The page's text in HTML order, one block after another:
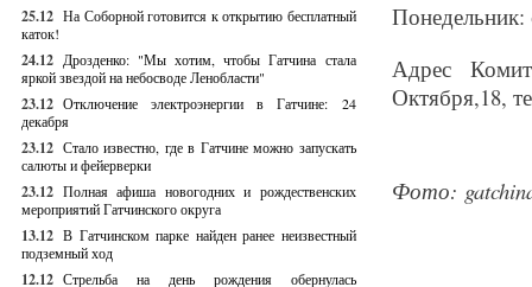
25.12 На Соборной готовится к открытию бесплатный
каток!
24.12 Дрозденко: "Мы хотим, чтобы Гатчина стала
яркой звездой на небосводе Ленобласти"
23.12 Отключение электроэнергии в Гатчине: 24
декабря
23.12 Стало известно, где в Гатчине можно запускать
салюты и фейерверки
23.12 Полная афиша новогодних и рождественских
мероприятий Гатчинского округа
13.12 В Гатчинском парке найден ранее неизвестный
подземный ход
12.12 Стрельба на день рождения обернулась
Понедельник:
Адрес
Октября,18,
Фото: